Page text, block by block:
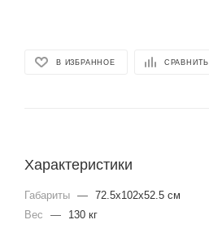
В ИЗБРАННОЕ СРАВНИТЬ
Характеристики
Габариты — 72.5x102x52.5 см
Вес
— 130 кг